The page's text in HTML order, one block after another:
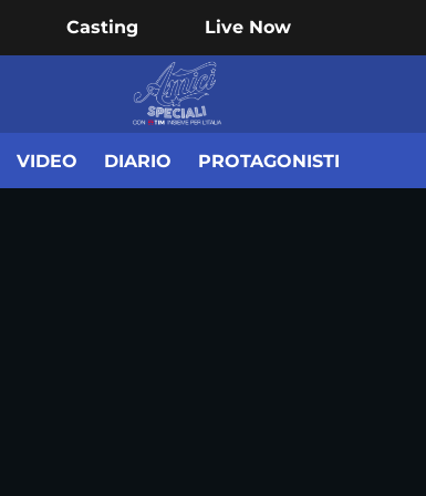
Casting Live Now
VIDEO DIARIO PROTAGONISTI